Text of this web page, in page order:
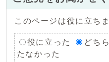
このページは役に立ち
役に立った どち
たなかった